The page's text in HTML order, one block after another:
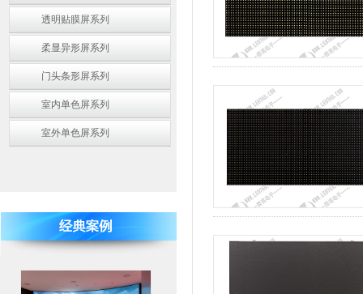
透明贴膜屏系列
柔显异形屏系列
门头条形屏系列
室内单色屏系列
室外单色屏系列